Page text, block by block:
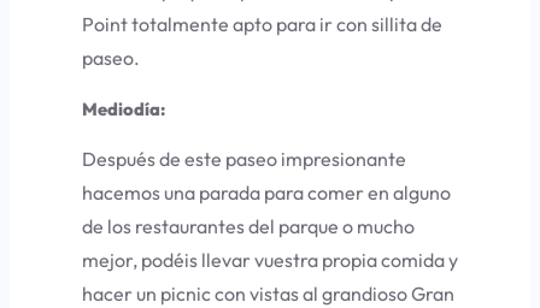
Pointtotalmente apto para ir con sillita de
paseo.
Mediodía:
Después de este paseo impresionante
hacemos una parada para comer en alguno
de los restaurantes del parque o mucho
mejor, podéis llevar vuestra propia comida y
hacer un picnic con vistas al grandioso Gran